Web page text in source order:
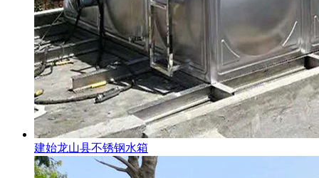
建始龙山县不锈钢水箱